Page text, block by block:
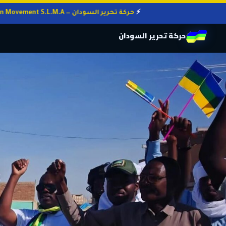
حركة تحرير السودان — Sudan Liberation Movement S.L.M.A
حركة تحرير السودان